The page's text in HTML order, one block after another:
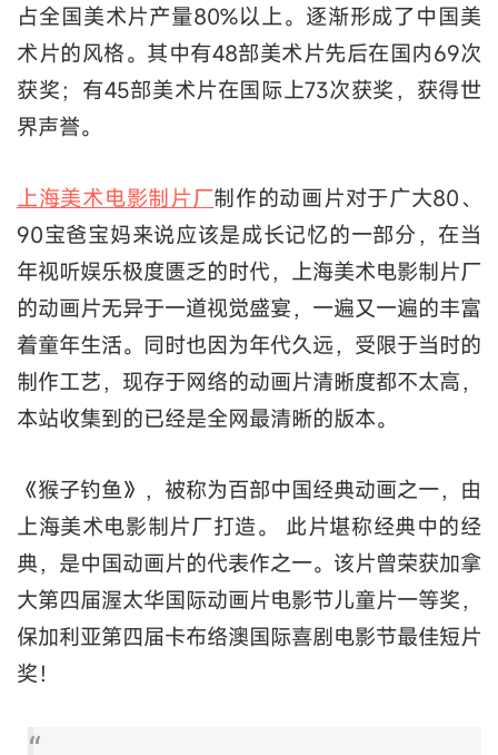
占全国美术片产量80%以上。逐渐形成了中国美
术片的风格。其中有48部美术片先后在国内69次
获奖；有45部美术片在国际上73次获奖，获得世
界声誉。
上海美术电影制片厂制作的动画片对于广大80、
90宝爸宝妈来说应该是成长记忆的一部分，在当
年视听娱乐极度匮乏的时代，上海美术电影制片厂
的动画片无异于一道视觉盛宴，一遍又一遍的丰富
着童年生活。同时也因为年代久远，受限于当时的
制作工艺，现存于网络的动画片清晰度都不太高，
本站收集到的已经是全网最清晰的版本。
《猴子钓鱼》，被称为百部中国经典动画之一，由
上海美术电影制片厂打造。 此片堪称经典中的经
典，是中国动画片的代表作之一。该片曾荣获加拿
大第四届渥太华国际动画片电影节儿童片一等奖，
保加利亚第四届卡布络澳国际喜剧电影节最佳短片
奖！